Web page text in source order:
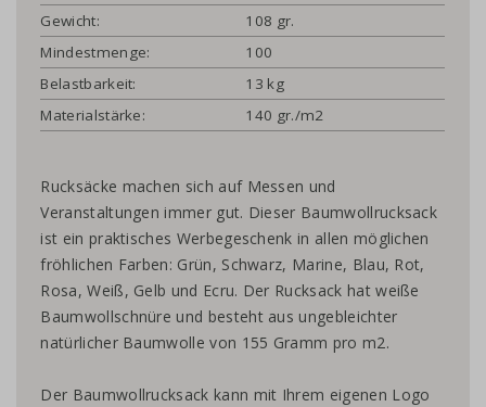
Gewicht:
108 gr.
Mindestmenge:
100
Belastbarkeit:
13 kg
Materialstärke:
140 gr./m2
Rucksäcke machen sich auf Messen und
Veranstaltungen immer gut. Dieser Baumwollrucksack
ist ein praktisches Werbegeschenk in allen möglichen
fröhlichen Farben: Grün, Schwarz, Marine, Blau, Rot,
Rosa, Weiß, Gelb und Ecru. Der Rucksack hat weiße
Baumwollschnüre und besteht aus ungebleichter
natürlicher Baumwolle von 155 Gramm pro m2.
Der Baumwollrucksack kann mit Ihrem eigenen Logo